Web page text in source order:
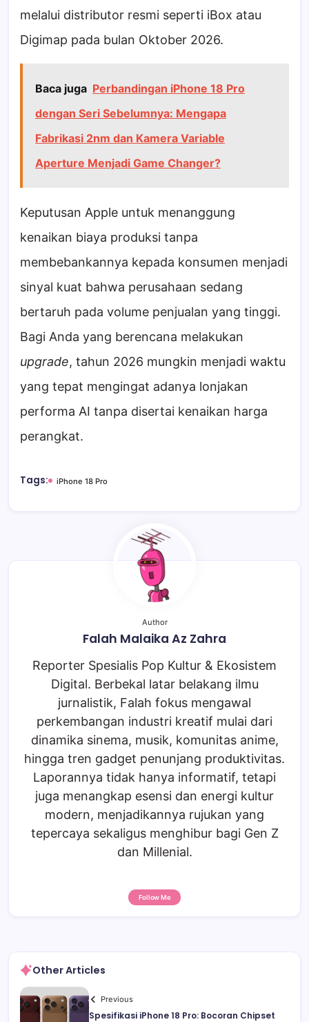
melalui distributor resmi seperti iBox atau
Digimap pada bulan Oktober 2026.
Baca juga Perbandingan iPhone 18 Pro
dengan Seri Sebelumnya: Mengapa
Fabrikasi 2nm dan Kamera Variable
Aperture Menjadi Game Changer?
Keputusan Apple untuk menanggung
kenaikan biaya produksi tanpa
membebankannya kepada konsumen menjadi
sinyal kuat bahwa perusahaan sedang
bertaruh pada volume penjualan yang tinggi.
Bagi Anda yang berencana melakukan
upgrade, tahun 2026 mungkin menjadi waktu
yang tepat mengingat adanya lonjakan
performa AI tanpa disertai kenaikan harga
perangkat.
Tags: iPhone 18 Pro
Author
Falah Malaika Az Zahra
Reporter Spesialis Pop Kultur & Ekosistem
Digital. Berbekal latar belakang ilmu
jurnalistik, Falah fokus mengawal
perkembangan industri kreatif mulai dari
dinamika sinema, musik, komunitas anime,
hingga tren gadget penunjang produktivitas.
Laporannya tidak hanya informatif, tetapi
juga menangkap esensi dan energi kultur
modern, menjadikannya rujukan yang
tepercaya sekaligus menghibur bagi Gen Z
dan Millenial.
Follow Me
Other Articles
Previous
Spesifikasi iPhone 18 Pro: Bocoran Chipset